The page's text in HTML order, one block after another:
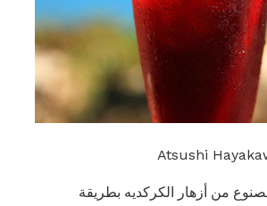
Atsushi
من أزهار الكركديه بطريقة